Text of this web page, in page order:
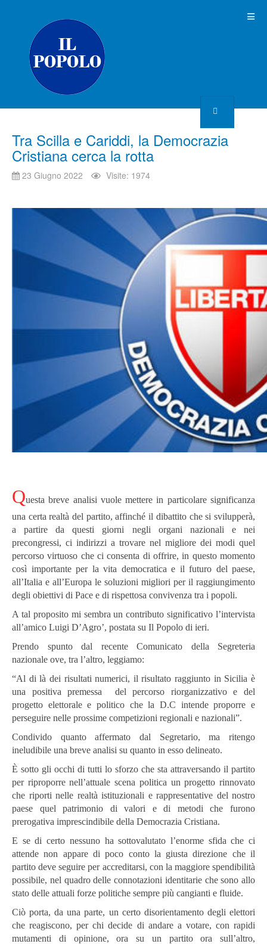
Tra Scilla e Cariddi, la Democrazia
Cristiana cerca la rotta
23 Giugno 2022 Visite: 1974
Questa breve analisi vuole mettere in particolare significanza
una certa realtà del partito, affinché il dibattito che si svilupperà,
a partire da questi giorni negli organi nazionali e nei
precongressi, ci indirizzi a trovare nel migliore dei modi quel
percorso virtuoso che ci consenta di offrire, in questo momento
così importante per la vita democratica e il futuro del paese,
all’Italia e all’Europa le soluzioni migliori per il raggiungimento
degli obiettivi di Pace e di rispettosa convivenza tra i popoli.
A tal proposito mi sembra un contributo significativo l’intervista
all’amico Luigi D’Agro’, postata su Il Popolo di ieri.
Prendo spunto dal recente Comunicato della Segreteria
nazionale ove, tra l’altro, leggiamo:
“Al di là dei risultati numerici, il risultato raggiunto in Sicilia è
una positiva premessa del percorso riorganizzativo e del
progetto elettorale e politico che la D.C intende proporre e
perseguire nelle prossime competizioni regionali e nazionali”.
Condivido quanto affermato dal Segretario, ma ritengo
ineludibile una breve analisi su quanto in esso delineato.
È sotto gli occhi di tutti lo sforzo che sta attraversando il partito
per riproporre nell’attuale scena politica un progetto rinnovato
che riporti nelle realtà istituzionali e rappresentative del nostro
paese quel patrimonio di valori e di metodi che furono
prerogativa imprescindibile della Democrazia Cristiana.
E se di certo nessuno ha sottovalutato l’enorme sfida che ci
attende non appare di poco conto la giusta direzione che il
partito deve seguire per accreditarsi, con la maggiore spendibilità
possibile, nel quadro delle connotazioni identitarie che sono allo
stato delle attuali forze politiche sempre più cangianti e fluide.
Ciò porta, da una parte, un certo disorientamento degli elettori
che reagiscono, per chi decide di andare a votare, con rapidi
mutamenti di opinione, ora su un partito ora sull’altro,